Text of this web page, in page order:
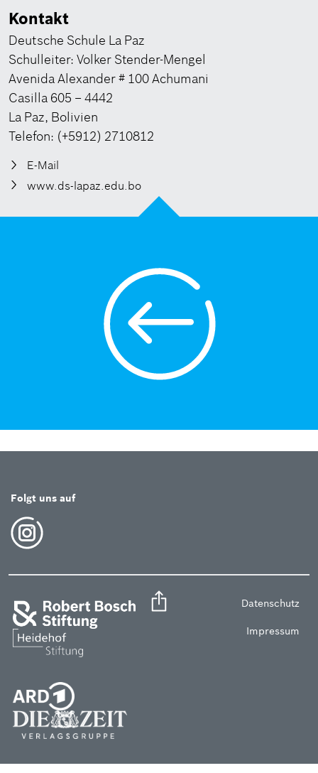
Kontakt
Deutsche Schule La Paz
Schulleiter: Volker Stender-Mengel
Avenida Alexander # 100 Achumani
Casilla 605 – 4442
La Paz, Bolivien
Telefon: (+5912) 2710812
E-Mail
www.ds-lapaz.edu.bo
Folgt uns auf
Datenschutz
Impressum